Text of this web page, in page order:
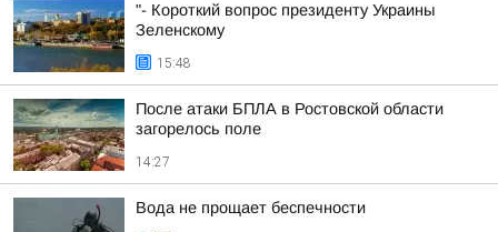
"- Короткий вопрос президенту Украины
Зеленскому
15:48
После атаки БПЛА в Ростовской области
загорелось поле
14:27
Вода не прощает беспечности